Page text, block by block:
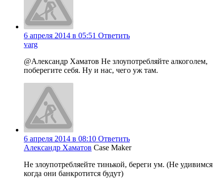
6 апреля 2014 в 05:51 Ответить
varg
@Александр Хаматов Не злоупотребляйте алкоголем,
поберегите себя. Ну и нас, чего уж там.
6 апреля 2014 в 08:10 Ответить
Александр Хаматов Case Maker
Не злоупотребляейте тинькой, береги ум. (Не удивимся
когда они банкротится будут)